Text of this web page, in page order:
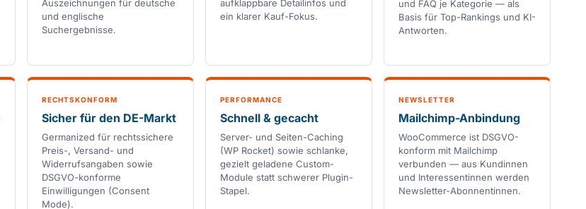
Auszeichnungen für deutsche
und englische
Suchergebnisse.
aufklappbare Detailinfos und
ein klarer Kauf-Fokus.
und FAQ je Kategorie — als
Basis für Top-Rankings und KI-
Antworten.
RECHTSKONFORM
Sicher für den DE-Markt
Germanized für rechtssichere
Preis-, Versand- und
Widerrufsangaben sowie
DSGVO-konforme
Einwilligungen (Consent
Mode).
PERFORMANCE
Schnell & gecacht
Server- und Seiten-Caching
(WP Rocket) sowie schlanke,
gezielt geladene Custom-
Module statt schwerer Plugin-
Stapel.
NEWSLETTER
Mailchimp-Anbindung
WooCommerce ist DSGVO-
konform mit Mailchimp
verbunden — aus Kundinnen
und Interessentinnen werden
Newsletter-Abonnentinnen.